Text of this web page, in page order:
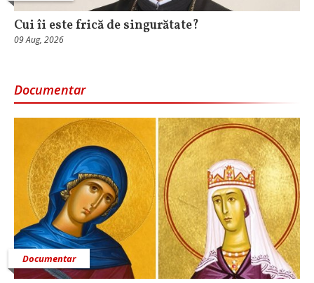
Cui îi este frică de singurătate?
09 Aug, 2026
Documentar
Documentar